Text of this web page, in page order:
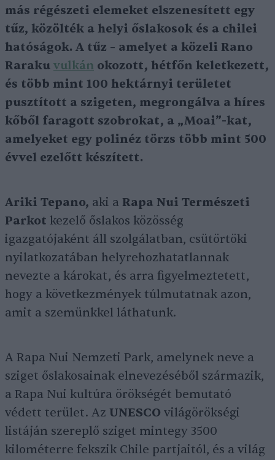
más régészeti elemeket elszenesített egy
tűz, közölték a helyi őslakosok és a chilei
hatóságok. A tűz – amelyet a közeli Rano
Raraku vulkán okozott, hétfőn keletkezett,
és több mint 100 hektárnyi területet
pusztított a szigeten, megrongálva a híres
kőből faragott szobrokat, a „Moai”-kat,
amelyeket egy polinéz törzs több mint 500
évvel ezelőtt készített.
Ariki Tepano, aki a Rapa Nui Természeti
Parkot kezelő őslakos közösség
igazgatójaként áll szolgálatban, csütörtöki
nyilatkozatában helyrehozhatatlannak
nevezte a károkat, és arra figyelmeztetett,
hogy a következmények túlmutatnak azon,
amit a szemünkkel láthatunk.
A Rapa Nui Nemzeti Park, amelynek neve a
sziget őslakosainak elnevezéséből származik,
a Rapa Nui kultúra örökségét bemutató
védett terület. Az UNESCO világörökségi
listáján szereplő sziget mintegy 3500
kilométerre fekszik Chile partjaitól, és a világ